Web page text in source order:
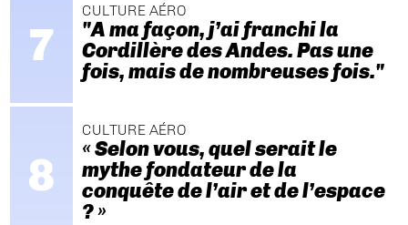
CULTURE AÉRO
"A ma façon, j’ai franchi la
Cordillère des Andes. Pas une
fois, mais de nombreuses fois."
CULTURE AÉRO
« Selon vous, quel serait le
mythe fondateur de la
conquête de l’air et de l’espace
? »